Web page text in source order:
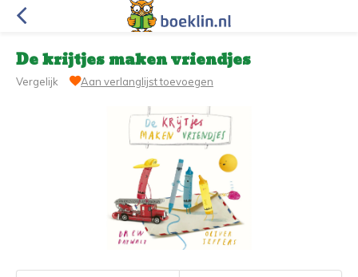
De krijtjes maken vriendjes
Vergelijk Aan verlanglijst toevoegen